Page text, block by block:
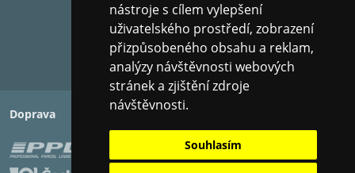
nástroje s cílem vylepšení
uživatelského prostředí, zobrazení
přizpůsobeného obsahu a reklam,
analýzy návštěvnosti webových
stránek a zjištění zdroje
návštěvnosti.
Souhlasím
Doprava Platba